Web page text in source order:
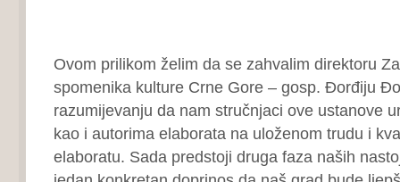
Ovom prilikom želim da se zahvalim direktoru
spomenika kulture Crne Gore – gosp. Đorđiju
razumijevanju da nam stručnjaci ove ustanove
kao i autorima elaborata na uloženom trudu i
elaboratu. Sada predstoji druga faza naših